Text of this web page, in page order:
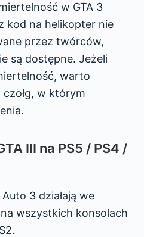
w GTA 3
kod na helikopter nie
przez twórców,
są dostępne. Jeżeli
warto
w którym
III na PS5 / PS4 /
3 działają we
wszystkich konsolach